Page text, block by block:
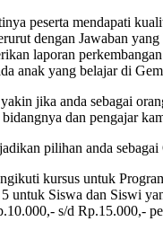
peserta mendapati
dengan Jawaban
laporan
anak yang belajar di
jika anda sebagai
dan pengajar
pilihan anda
kursus untuk
untuk Siswa dan Siswi
s/d Rp.15.000,-